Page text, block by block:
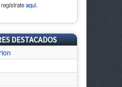
aquí.
DESTACADOS